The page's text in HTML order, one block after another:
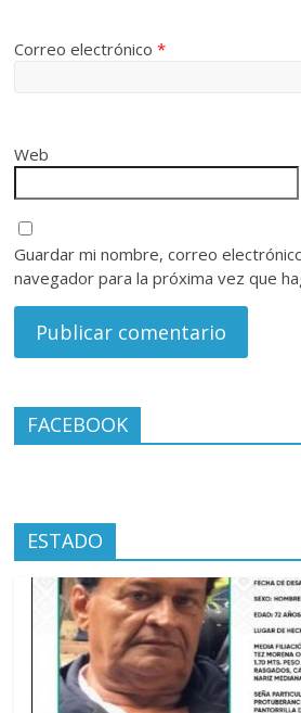
Correo electrónico*
Web
Guardar mi nombre, correo
navegador para la próxima vez que
FACEBOOK
ESTADO